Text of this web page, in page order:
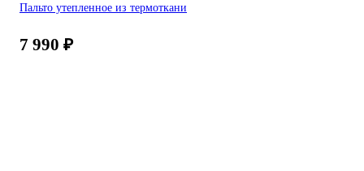
Пальто утепленное из термоткани
7 990 ₽